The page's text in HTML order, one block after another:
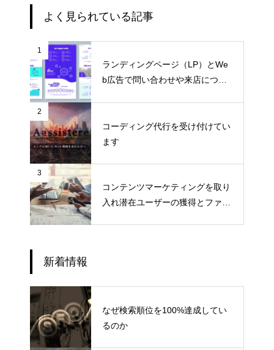
よく見られている記事
1
ランディングページ（LP）とWe
b広告で問い合わせや来店につな
2
コーディング代行を受け付けてい
ます
3
コンテンツマーケティングを取り
入れ潜在ユーザーの獲得とファン
新着情報
なぜ検索順位を100%達成してい
るのか